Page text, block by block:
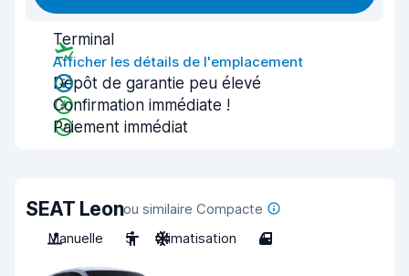
Terminal
Afficher les détails de l'emplacement
Dépôt de garantie peu élevé
Confirmation immédiate !
Paiement immédiat
SEAT Leonou similaire Compacte
Manuelle
5 Climatisation 4